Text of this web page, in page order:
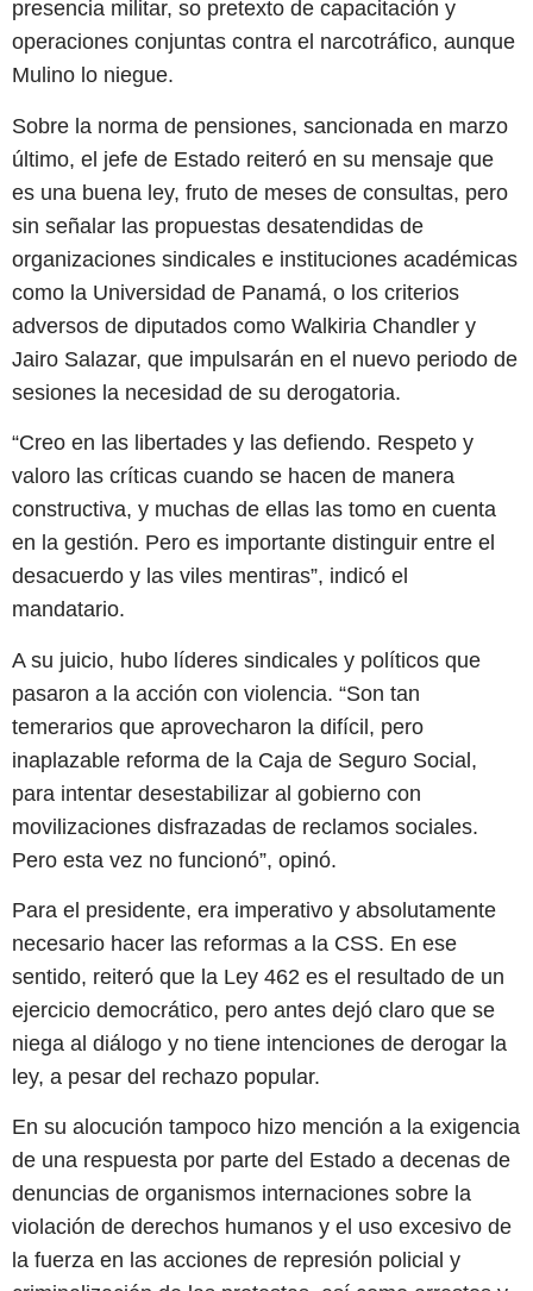
presencia militar, so pretexto de capacitación y
operaciones conjuntas contra el narcotráfico, aunque
Mulino lo niegue.
Sobre la norma de pensiones, sancionada en marzo
último, el jefe de Estado reiteró en su mensaje que
es una buena ley, fruto de meses de consultas, pero
sin señalar las propuestas desatendidas de
organizaciones sindicales e instituciones académicas
como la Universidad de Panamá, o los criterios
adversos de diputados como Walkiria Chandler y
Jairo Salazar, que impulsarán en el nuevo periodo de
sesiones la necesidad de su derogatoria.
“Creo en las libertades y las defiendo. Respeto y
valoro las críticas cuando se hacen de manera
constructiva, y muchas de ellas las tomo en cuenta
en la gestión. Pero es importante distinguir entre el
desacuerdo y las viles mentiras”, indicó el
mandatario.
A su juicio, hubo líderes sindicales y políticos que
pasaron a la acción con violencia. “Son tan
temerarios que aprovecharon la difícil, pero
inaplazable reforma de la Caja de Seguro Social,
para intentar desestabilizar al gobierno con
movilizaciones disfrazadas de reclamos sociales.
Pero esta vez no funcionó”, opinó.
Para el presidente, era imperativo y absolutamente
necesario hacer las reformas a la CSS. En ese
sentido, reiteró que la Ley 462 es el resultado de un
ejercicio democrático, pero antes dejó claro que se
niega al diálogo y no tiene intenciones de derogar la
ley, a pesar del rechazo popular.
En su alocución tampoco hizo mención a la exigencia
de una respuesta por parte del Estado a decenas de
denuncias de organismos internaciones sobre la
violación de derechos humanos y el uso excesivo de
la fuerza en las acciones de represión policial y